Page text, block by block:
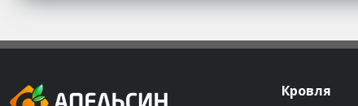
Кровля